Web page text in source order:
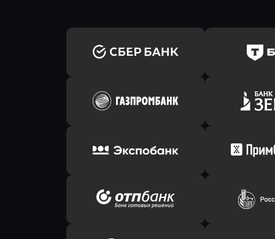
Оправить заявку
в Сбербанк
в Т-Банк
в Газпромбанк
в
Оправить заявку
в Экспобанк
в